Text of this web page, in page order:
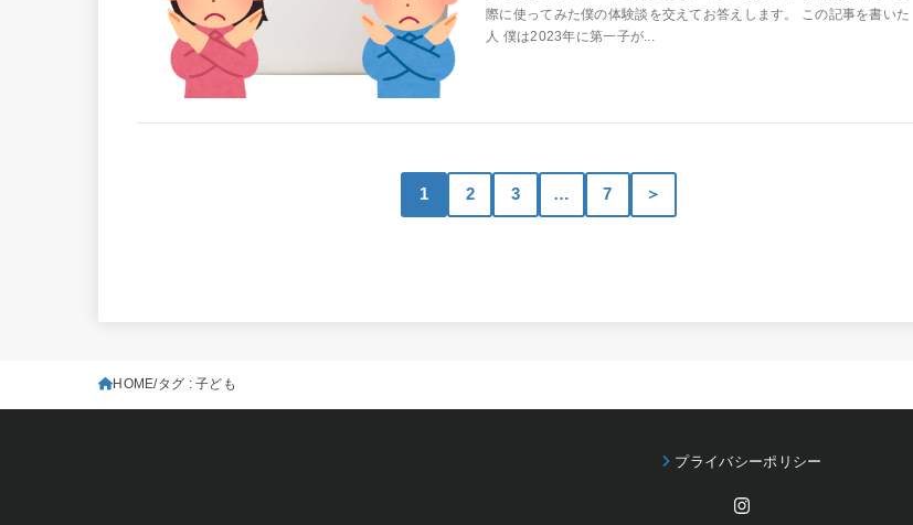
際に使ってみた僕の体験談を交えてお答えします。 この記事を書いた
人 僕は2023年に第一子が...
1 2 3 … 7 ＞
HOME タグ : 子ども
プライバシーポリシー